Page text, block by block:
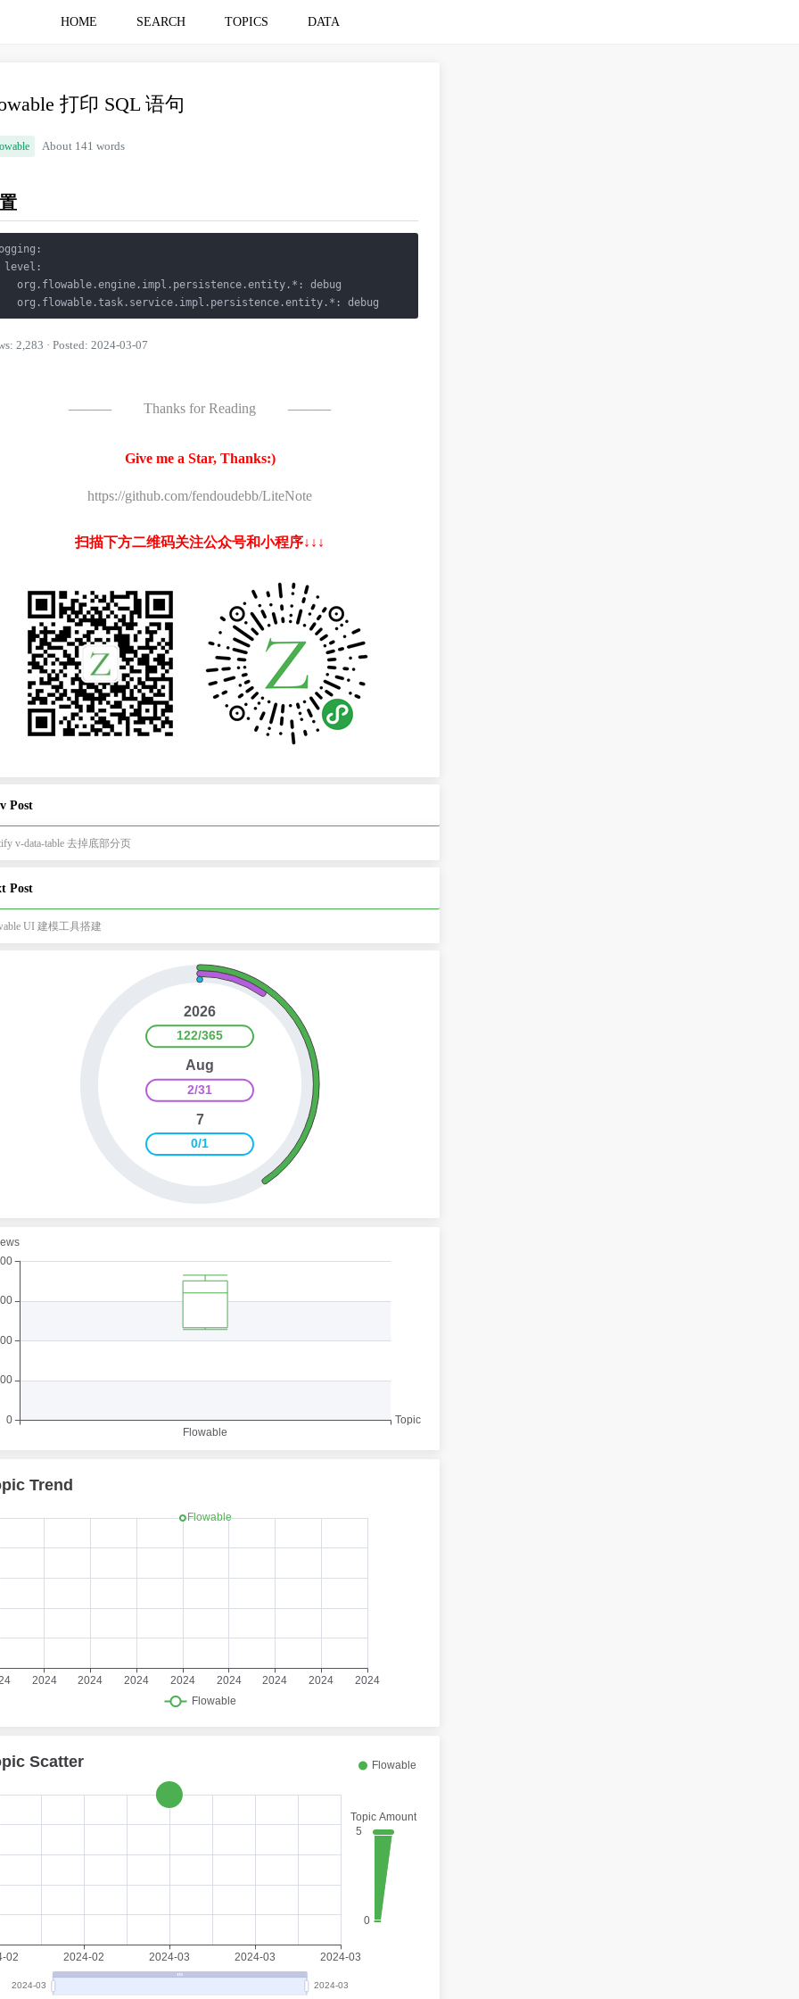
HOME SEARCH TOPICS DATA
打印 SQL 语句
About 141 words
level:
org.flowable.engine.impl.persistence.entity.
* : debug
org.flowable.task.service.impl.persistence.entity.
* : debug
2,283 · Posted: 2024-03-07
——— Thanks for Reading ———
Give me a Star, Thanks:)
https://github.com/fendoudebb/LiteNote
扫描下方二维码关注公众号和小程序↓↓↓
Post
v-data-table 去掉底部分页
Post
UI 建模工具搭建